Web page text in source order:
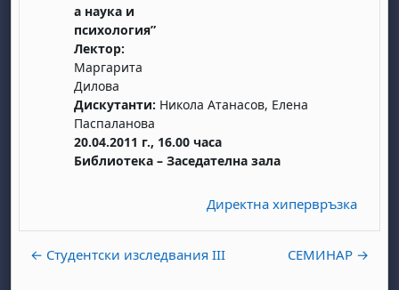
а наука и
психология”
Лектор:
Маргарита
Дилова
Дискутанти: Никола Атанасов, Елена
Паспаланова
20.04.2011 г., 16.00 часа
Библиотека – Заседателна зала
Директна хипервръзка
← Студентски изследвания ІІI СЕМИНАР →